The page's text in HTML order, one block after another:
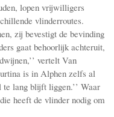
lopen vrijwilligers
vlinderroutes.
zij bevestigt de bevinding
gaat behoorlijk achteruit,
vertelt Van
is in Alphen zelfs al
lang blijft liggen.’’ Waar
heeft de vlinder nodig om